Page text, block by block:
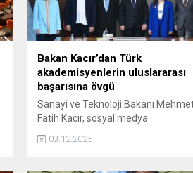
Bakan Kacır’dan Türk
akademisyenlerin uluslararası
başarısına övgü
Sanayi ve Teknoloji Bakanı
Fatih Kacır, sosyal medya
TÜBİTAK tarafından desteklenen iki
03.12.2025